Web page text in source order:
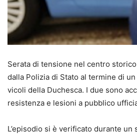
Serata di tensione nel centro
dalla Polizia di Stato al termine di
vicoli della Duchesca. I due sono
resistenza e lesioni a pubblico
L’episodio si è verificato durante